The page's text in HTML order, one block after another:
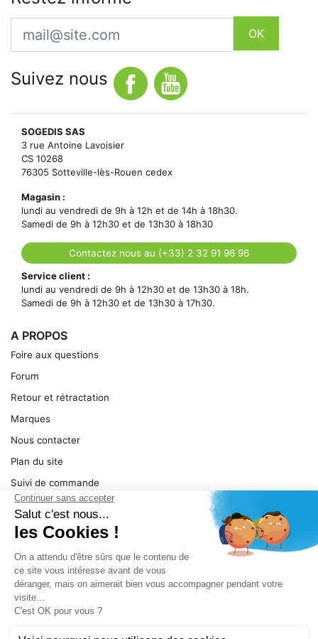
Email
OK
Suivez nous
SOGEDIS SAS
3 rue Antoine Lavoisier
CS 10268
76305 Sotteville-lès-Rouen cedex
Magasin :
lundi au vendredi de 9h à 12h et de 14h à 18h30.
Samedi de 9h à 12h30 et de 13h30 à 18h30
Contactez nous au (+33) 2 32 91 96 96
Service client :
lundi au vendredi de 9h à 12h30 et de 13h30 à 18h.
Samedi de 9h à 12h30 et de 13h30 à 17h30.
A PROPOS
Foire aux questions
Forum
Retour et rétractation
Marques
Nous contacter
Plan du site
Suivi de commande
Ma facture
Mentions légales
SERVICE
Pièces détachées
Catégories de produit